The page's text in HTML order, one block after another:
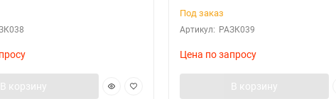
В корзину
Под заказ
Артикул: РАЗК039
Цена по запросу
В корзину